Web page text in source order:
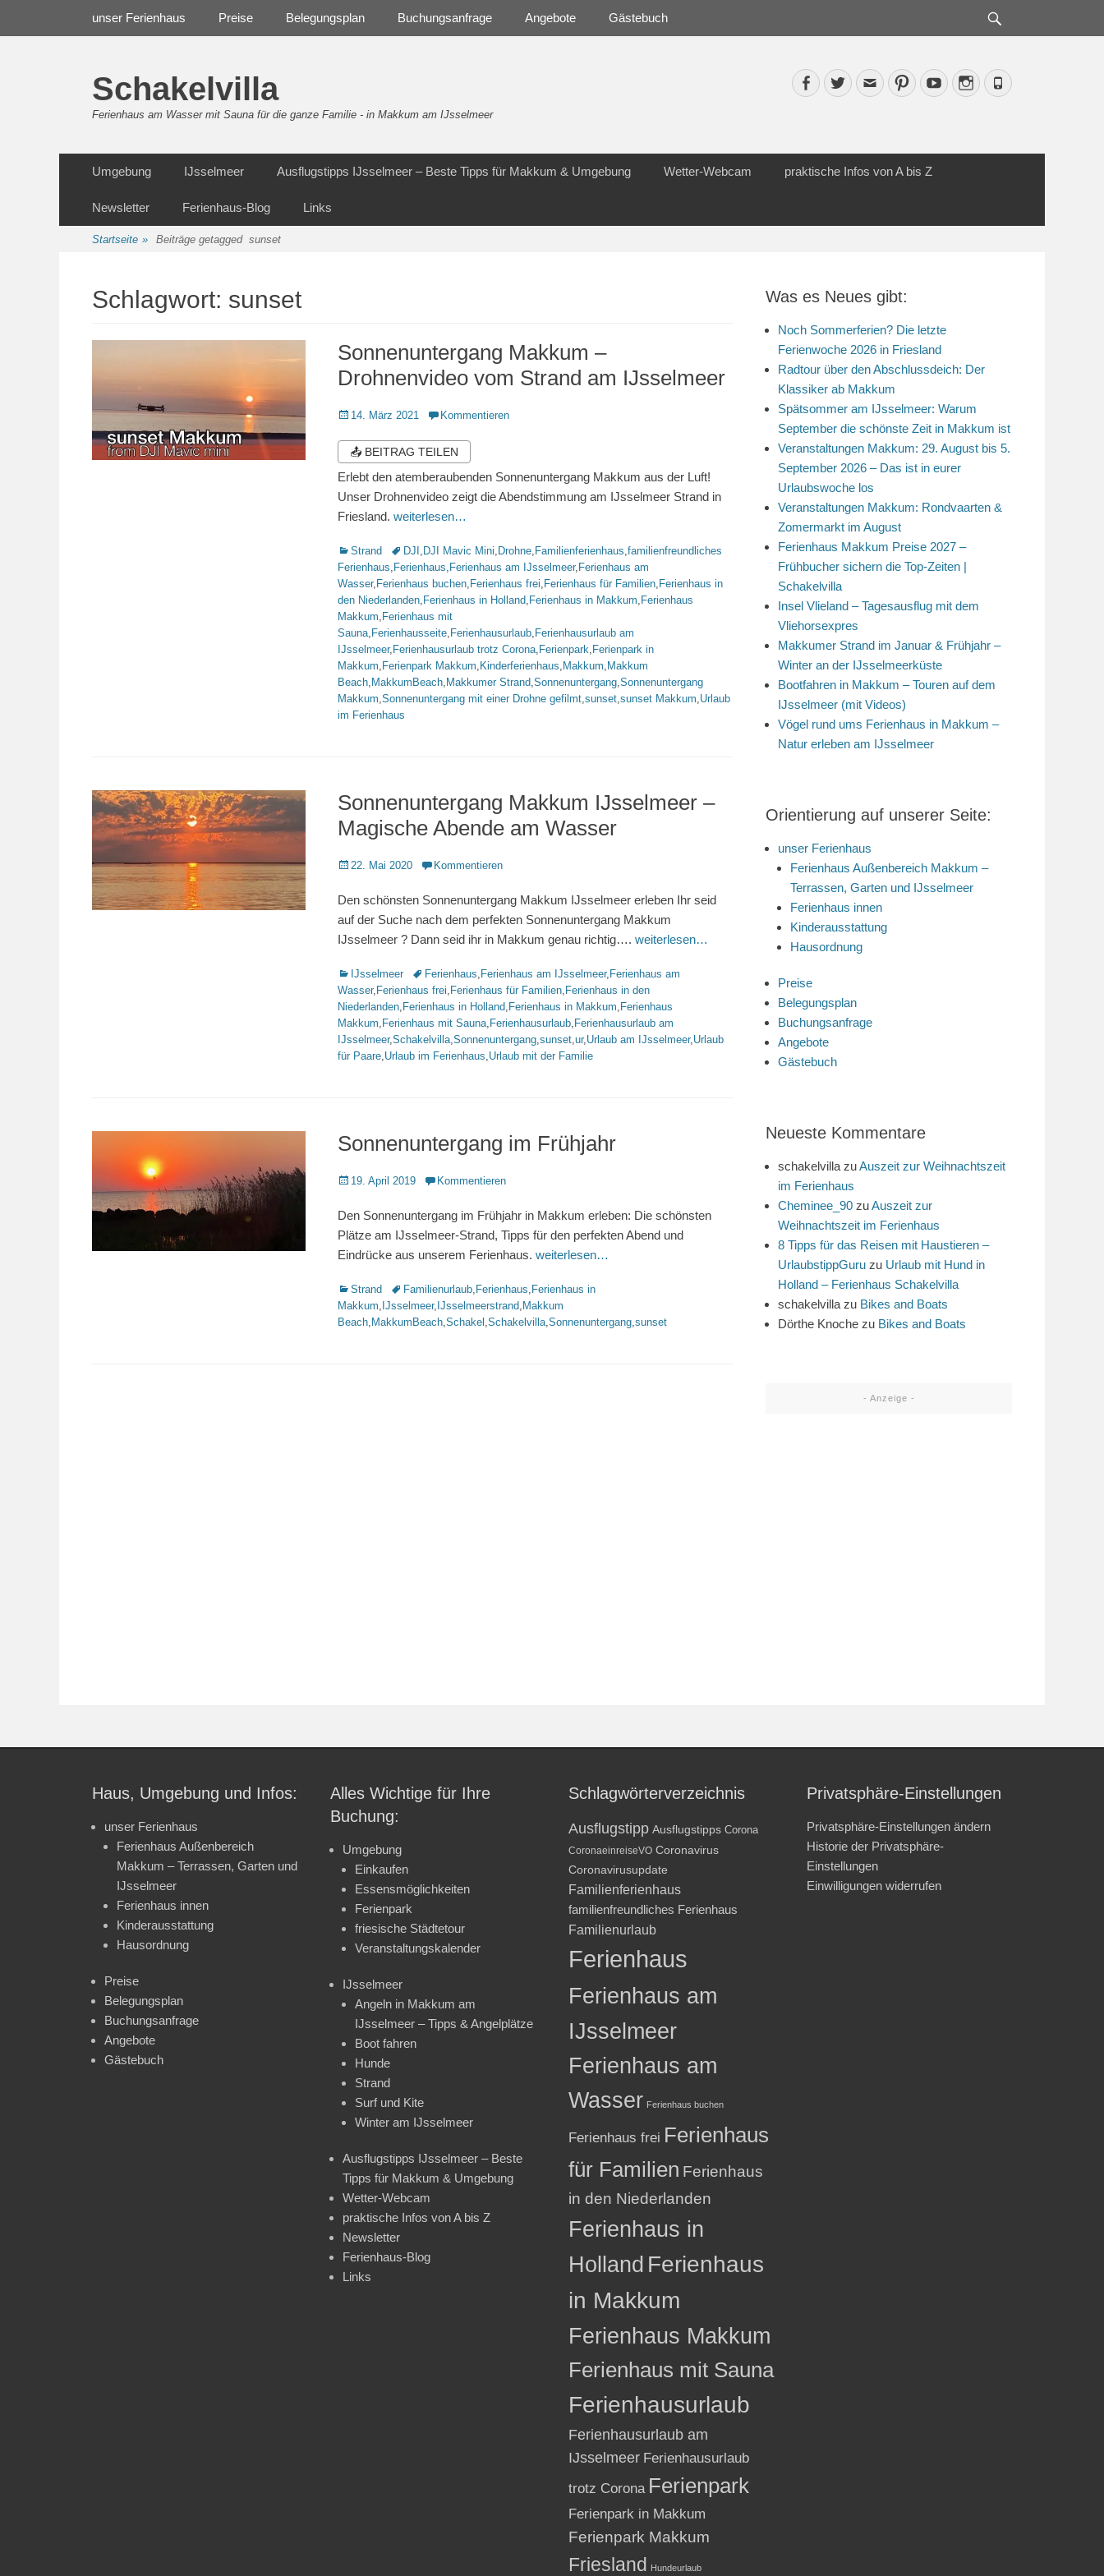
unser Ferienhaus Preise Belegungsplan Buchungsanfrage Angebote Gästebuch
Schakelvilla
Ferienhaus am Wasser mit Sauna für die ganze Familie - in Makkum am IJsselmeer
Facebook
TwitterEmailPinterestYouTubeInstagram
Phone
Inhalt
Umgebung IJsselmeer Ausflugstipps IJsselmeer – Beste Tipps für Makkum & Umgebung Wetter-Webcam praktische Infos von A bis Z
Newsletter Ferienhaus-Blog Links
Startseite » Beiträge getagged sunset
Schlagwort: sunset
Sonnenuntergang Makkum –
Drohnenvideo vom Strand am IJsselmeer
Veröffentlicht
14. März 2021 Kommentieren
📤 BEITRAG TEILEN
Erlebt den atemberaubenden Sonnenuntergang Makkum aus der Luft!
Unser Drohnenvideo zeigt die Abendstimmung am IJsselmeer Strand in
Friesland. weiterlesen…
Kategorien
Strand Schlagworte
DJI , DJI Mavic Mini, Drohne, Familienferienhaus,familienfreundliches
Ferienhaus, Ferienhaus, Ferienhaus am IJsselmeer, Ferienhaus am
Wasser, Ferienhaus buchen, Ferienhaus frei, Ferienhaus für Familien, Ferienhaus in
den Niederlanden, Ferienhaus in Holland, Ferienhaus in Makkum, Ferienhaus
Makkum, Ferienhaus mit
Sauna, Ferienhausseite, Ferienhausurlaub, Ferienhausurlaub am
IJsselmeer, Ferienhausurlaub trotz Corona, Ferienpark, Ferienpark in
Makkum, Ferienpark Makkum, Kinderferienhaus, Makkum, Makkum
Beach, MakkumBeach, Makkumer Strand,Sonnenuntergang,Sonnenuntergang
Makkum,Sonnenuntergang mit einer Drohne gefilmt,sunset,sunset Makkum,Urlaub
im Ferienhaus
Sonnenuntergang Makkum IJsselmeer –
Magische Abende am Wasser
Veröffentlicht
22. Mai 2020 Kommentieren
Den schönsten Sonnenuntergang Makkum IJsselmeer erleben Ihr seid
auf der Suche nach dem perfekten Sonnenuntergang Makkum
IJsselmeer ? Dann seid ihr in Makkum genau richtig…. weiterlesen…
Kategorien
IJsselmeer Schlagworte
Ferienhaus, Ferienhaus am IJsselmeer, Ferienhaus am
Wasser, Ferienhaus frei, Ferienhaus für Familien, Ferienhaus in den
Niederlanden, Ferienhaus in Holland, Ferienhaus in Makkum, Ferienhaus
Makkum, Ferienhaus mit Sauna, Ferienhausurlaub, Ferienhausurlaub am
IJsselmeer,Schakelvilla,Sonnenuntergang,sunset,ur,Urlaub am IJsselmeer,Urlaub
für Paare,Urlaub im Ferienhaus,Urlaub mit der Familie
Sonnenuntergang im Frühjahr
Veröffentlicht
19. April 2019 Kommentieren
Den Sonnenuntergang im Frühjahr in Makkum erleben: Die schönsten
Plätze am IJsselmeer-Strand, Tipps für den perfekten Abend und
Eindrücke aus unserem Ferienhaus. weiterlesen…
Kategorien
Strand Schlagworte
Familienurlaub, Ferienhaus, Ferienhaus in
Makkum, IJsselmeer, IJsselmeerstrand, Makkum
Beach, MakkumBeach,Schakel ,Schakelvilla,Sonnenuntergang,sunset
Was es Neues gibt:
Noch Sommerferien? Die letzte
Ferienwoche 2026 in Friesland
Radtour über den Abschlussdeich: Der
Klassiker ab Makkum
Spätsommer am IJsselmeer: Warum
September die schönste Zeit in Makkum ist
Veranstaltungen Makkum: 29. August bis 5.
September 2026 – Das ist in eurer
Urlaubswoche los
Veranstaltungen Makkum: Rondvaarten &
Zomermarkt im August
Ferienhaus Makkum Preise 2027 –
Frühbucher sichern die Top-Zeiten |
Schakelvilla
Insel Vlieland – Tagesausflug mit dem
Vliehorsexpres
Makkumer Strand im Januar & Frühjahr –
Winter an der IJsselmeerküste
Bootfahren in Makkum – Touren auf dem
IJsselmeer (mit Videos)
Vögel rund ums Ferienhaus in Makkum –
Natur erleben am IJsselmeer
Orientierung auf unserer Seite:
unser Ferienhaus
Ferienhaus Außenbereich Makkum –
Terrassen, Garten und IJsselmeer
Ferienhaus innen
Kinderausstattung
Hausordnung
Preise
Belegungsplan
Buchungsanfrage
Angebote
Gästebuch
Neueste Kommentare
schakelvilla zuAuszeit zur Weihnachtszeit
im Ferienhaus
Cheminee_90 zuAuszeit zur
Weihnachtszeit im Ferienhaus
8 Tipps für das Reisen mit Haustieren –
UrlaubstippGuru zu Urlaub mit Hund in
Holland – Ferienhaus Schakelvilla
schakelvilla zu Bikes and Boats
Dörthe Knoche zu Bikes and Boats
- Anzeige -
Haus, Umgebung und Infos:
unser Ferienhaus
Ferienhaus Außenbereich
Makkum – Terrassen, Garten und
IJsselmeer
Ferienhaus innen
Kinderausstattung
Hausordnung
Preise
Belegungsplan
Buchungsanfrage
Angebote
Gästebuch
Alles Wichtige für Ihre
Buchung:
Umgebung
Einkaufen
Essensmöglichkeiten
Ferienpark
friesische Städtetour
Veranstaltungskalender
IJsselmeer
Angeln in Makkum am
IJsselmeer – Tipps & Angelplätze
Boot fahren
Hunde
Strand
Surf und Kite
Winter am IJsselmeer
Ausflugstipps IJsselmeer – Beste
Tipps für Makkum & Umgebung
Wetter-Webcam
praktische Infos von A bis Z
Newsletter
Ferienhaus-Blog
Links
Schlagwörterverzeichnis
Ausflugstipp Ausflugstipps Corona
CoronaeinreiseVO Coronavirus
Coronavirusupdate
Familienferienhaus
familienfreundliches Ferienhaus
Familienurlaub
Ferienhaus
Ferienhaus am
IJsselmeer
Ferienhaus am
Wasser Ferienhaus buchen
Ferienhaus frei Ferienhaus
für Familien Ferienhaus
in den Niederlanden
Ferienhaus in
Holland Ferienhaus
in Makkum
Ferienhaus Makkum
Ferienhaus mit Sauna
Ferienhausurlaub
Ferienhausurlaub am
IJsselmeer Ferienhausurlaub
trotz Corona Ferienpark
Ferienpark in Makkum
Ferienpark Makkum
Friesland Hundeurlaub
Privatsphäre-Einstellungen
Privatsphäre-Einstellungen ändern
Historie der Privatsphäre-
Einstellungen
Einwilligungen widerrufen